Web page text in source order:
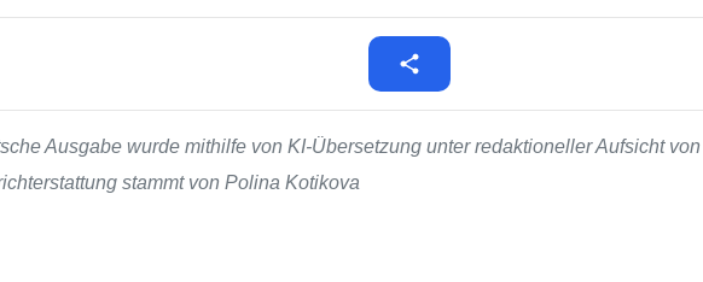
Ausgabe wurde mithilfe von KI-Übersetzung unter redaktioneller Aufsicht
stammt von Polina Kotikova